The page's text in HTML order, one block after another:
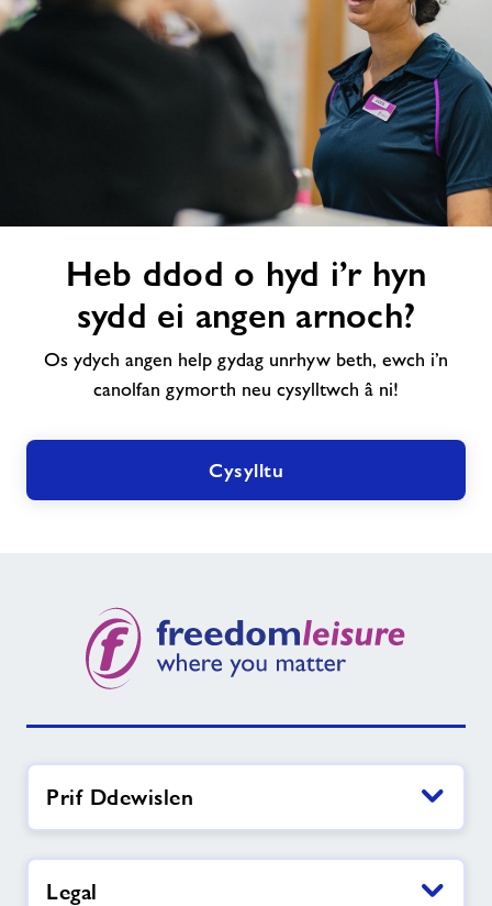
angen
Heb ddod o hyd i’r hyn
sydd ei angen arnoch?
Os ydych angen help gydag unrhyw beth, ewch i’n
canolfan gymorth neu cysylltwch â ni!
Cysylltu
Prif Ddewislen
Legal